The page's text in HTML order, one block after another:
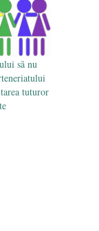
să nu
tuturor